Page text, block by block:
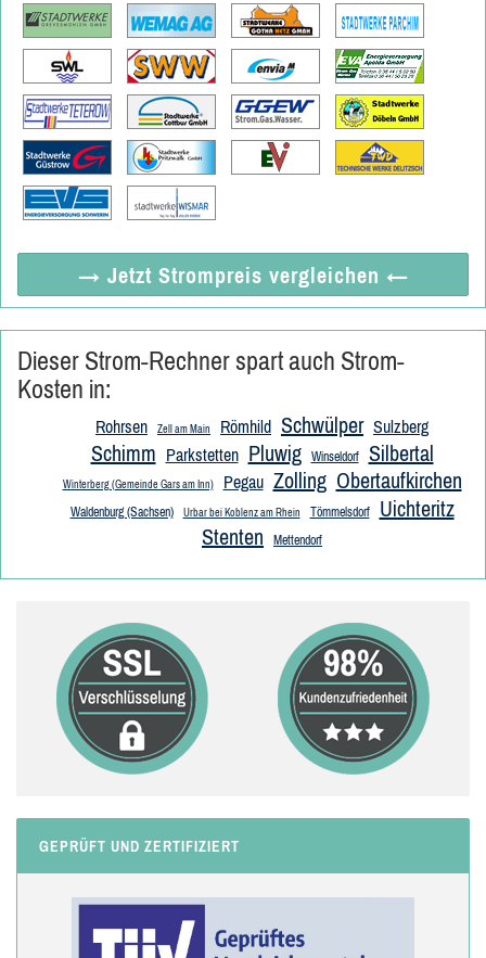
→ Jetzt Strompreis vergleichen ←
Dieser Strom-Rechner spart auch Strom-
Kosten in:
Rohrsen Zell am Main Römhild Schwülper Sulzberg
Schimm Parkstetten Pluwig Winseldorf Silbertal
Winterberg (Gemeinde Gars am Inn) Pegau Zolling Obertaufkirchen
Waldenburg (Sachsen) Urbar bei Koblenz am Rhein Tömmelsdorf
Uichteritz
Stenten
Mettendorf
GEPRÜFT UND ZERTIFIZIERT